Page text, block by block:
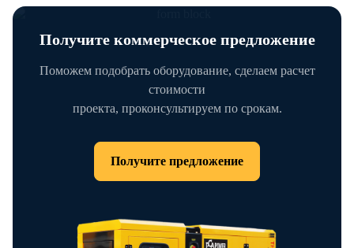
Получите коммерческое предложение
Поможем подобрать оборудование, сделаем расчет
стоимости
проекта, проконсультируем по срокам.
Получите предложение